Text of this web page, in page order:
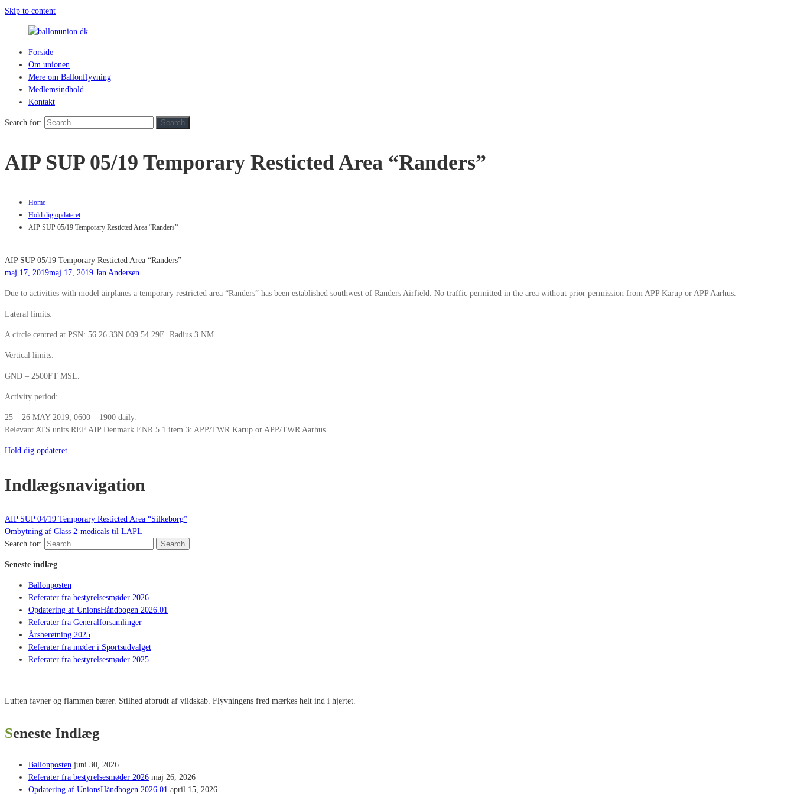
Skip to content
ballonunion.dk
hvad
blæser
Forside
Om unionen
Mere om Ballonflyvning
Medlemsindhold
Kontakt
Search for: Search
AIP SUP 05/19 Temporary Resticted Area “Randers”
Home
Hold dig opdateret
AIP SUP 05/19 Temporary Resticted Area “Randers”
AIP SUP 05/19 Temporary Resticted Area “Randers”
maj 17, 2019maj 17, 2019 Jan Andersen
Due to activities with model airplanes a temporary restricted area “Randers” has been established southwest of Randers Airfield. No traffic permitted in the area without prior permission from APP Karup or APP Aarhus.
Lateral limits:
A circle centred at PSN: 56 26 33N 009 54 29E. Radius 3 NM.
Vertical limits:
GND – 2500FT MSL.
Activity period:
25 – 26 MAY 2019, 0600 – 1900 daily.
Relevant ATS units REF AIP Denmark ENR 5.1 item 3: APP/TWR Karup or APP/TWR Aarhus.
Hold dig opdateret
Indlægsnavigation
AIP SUP 04/19 Temporary Resticted Area “Silkeborg”
Ombytning af Class 2-medicals til LAPL
Search for:
Search
Seneste indlæg
Ballonposten
Referater fra bestyrelsesmøder 2026
Opdatering af UnionsHåndbogen 2026.01
Referater fra Generalforsamlinger
Årsberetning 2025
Referater fra møder i Sportsudvalget
Referater fra bestyrelsesmøder 2025
Luften favner og flammen bærer. Stilhed afbrudt af vildskab. Flyvningens fred mærkes helt ind i hjertet.
Seneste Indlæg
Ballonposten juni 30, 2026
Referater fra bestyrelsesmøder 2026 maj 26, 2026
Opdatering af UnionsHåndbogen 2026.01 april 15, 2026